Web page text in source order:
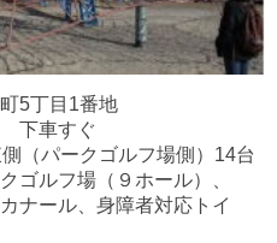
5丁目1番地
下車すぐ
（パークゴルフ場側）14台
ルフ場（９ホール）、
、身障者対応トイ